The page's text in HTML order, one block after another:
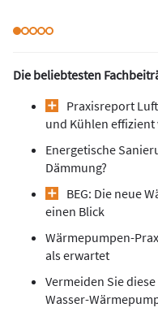
Die beliebtesten
Praxisreport
und Kühlen
Energetische
Dämmung?
BEG: Die neue
einen Blick
Wärmepumpen-
als erwartet
Vermeiden Sie
Wasser-